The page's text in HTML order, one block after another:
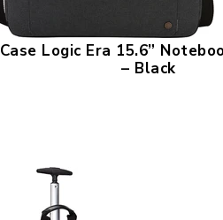
Case Logic Era 15.6”
– Black